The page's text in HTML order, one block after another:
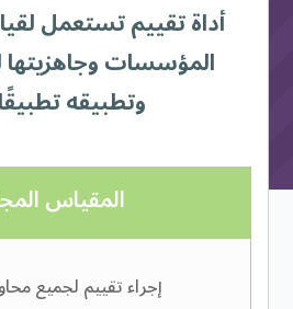
أداة تقييم تستعمل
المؤسسات وجاهزيتها
وتطبيقه
المقياس
إجراء تقييم لجميع